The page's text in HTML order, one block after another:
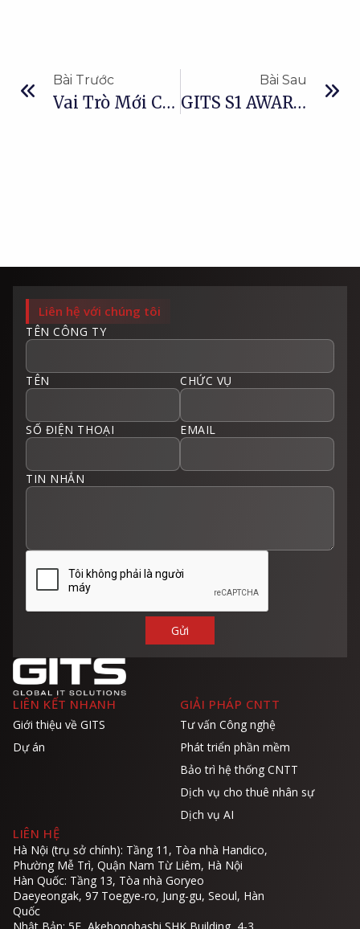
Bài Trước
Vai Trò Mới Của Warehouse Management System Trong Kỷ Nguyên Kho Vận Hành Bằng AI
Bài Sau
GITS S1 AWARD & RECOGNITION 2026: KEEP MOVING FORWARD
Liên hệ với chúng tôi
TÊN CÔNG TY
TÊN CHỨC VỤ
SỐ ĐIỆN THOẠI EMAIL
TIN NHẮN
LIÊN KẾT NHANH
Giới thiệu về GITS
Dự án
GIẢI PHÁP CNTT
Tư vấn Công nghệ
Phát triển phần mềm
Bảo trì hệ thống CNTT
Dịch vụ cho thuê nhân sự
Dịch vụ AI
LIÊN HỆ
Hà Nội (trụ sở chính): Tầng 11, Tòa nhà Handico,
Phường Mễ Trì, Quận Nam Từ Liêm, Hà Nội
Hàn Quốc: Tầng 13, Tòa nhà Goryeo
Daeyeongak, 97 Toegye-ro, Jung-gu, Seoul, Hàn
Quốc